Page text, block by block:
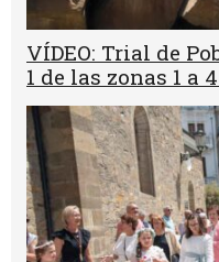
VÍDEO: Trial de
1 de las zonas 1 a